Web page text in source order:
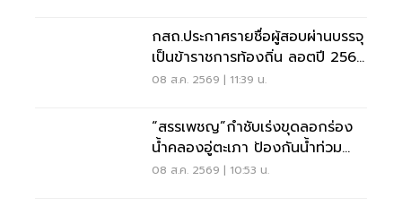
กสถ.ประกาศรายชื่อผู้สอบผ่านบรรจุ
เป็นข้าราชการท้องถิ่น ลอตปี 2568
ใหม่
08 ส.ค. 2569 | 11:39 น.
“สรรเพชญ”กำชับเร่งขุดลอกร่อง
น้ำคลองอู่ตะเภา ป้องกันน้ำท่วม
สงขลา
08 ส.ค. 2569 | 10:53 น.